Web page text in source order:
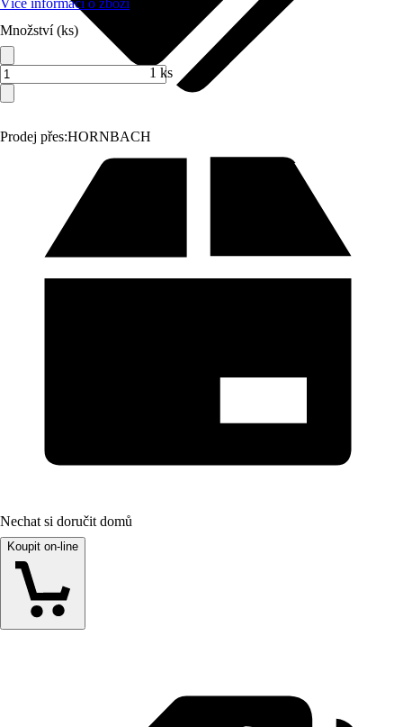
Prodej přes:HORNBACH
Více informací o zboží
Množství (ks)
1 ks
Nechat si doručit domů
Koupit on-line